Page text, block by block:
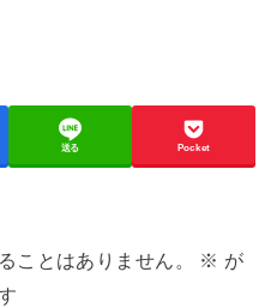
送る Pocket
ことはありません。 ※ が